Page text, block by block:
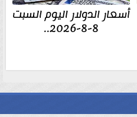
أسعار الدولار اليوم السبت
8-8-2026..